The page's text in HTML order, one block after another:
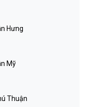
Hưng
Mỹ
Thuận